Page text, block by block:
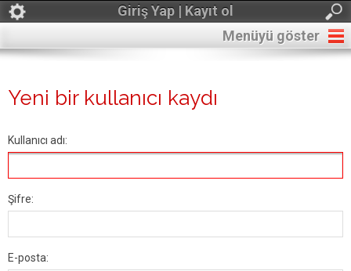
Giriş Yap | Kayıt ol
Menüyü göster
Yeni bir kullanıcı kaydı
Kullanıcı adı:
Şifre:
E-posta: